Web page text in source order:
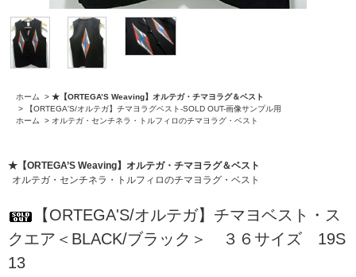
ホーム > ★【ORTEGA’S Weaving】オルテガ・チマヨラグ＆ベスト
>
【ORTEGA'S/オルテガ】チマヨラグベスト-SOLD OUT-画像サンプル用
ホーム
> オルテガ・センチネラ・トルフィロのチマヨラグ・ベスト
★【ORTEGA’S Weaving】オルテガ・チマヨラグ＆ベスト
オルテガ・センチネラ・トルフィロのチマヨラグ・ベスト
【ORTEGA'S/オルテガ】チマヨベスト・ス
クエア＜BLACK/ブラック＞ ３６サイズ 19S
13